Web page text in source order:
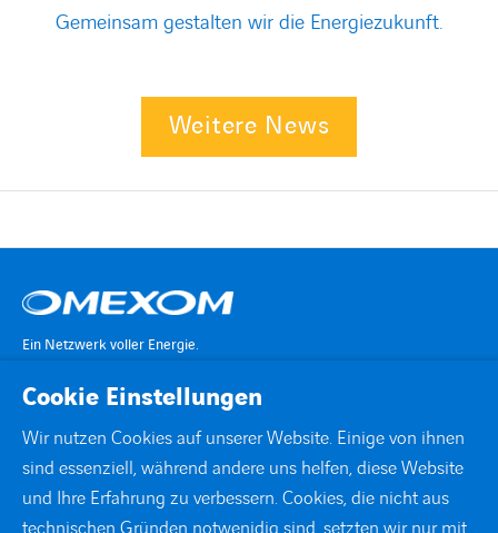
Gemeinsam gestalten wir die Energiezukunft.
Weitere News
Ein Netzwerk voller Energie.
Cookie Einstellungen
Wir nutzen Cookies auf unserer Website. Einige von ihnen
sind essenziell, während andere uns helfen, diese Website
und Ihre Erfahrung zu verbessern. Cookies, die nicht aus